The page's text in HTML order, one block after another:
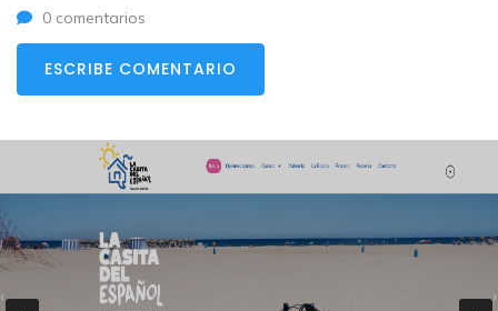
0 comentarios
ESCRIBE COMENTARIO